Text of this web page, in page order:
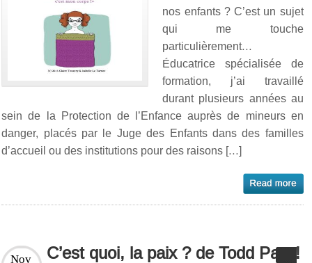
nos enfants ? C’est un sujet
qui me touche
particulièrement…
Éducatrice spécialisée de
formation, j’ai travaillé
durant plusieurs années au
sein de la Protection de l’Enfance auprès de mineurs en
danger, placés par le Juge des Enfants dans des familles
d’accueil ou des institutions pour des raisons […]
C’est quoi, la paix ? de Todd Parr !
Nov